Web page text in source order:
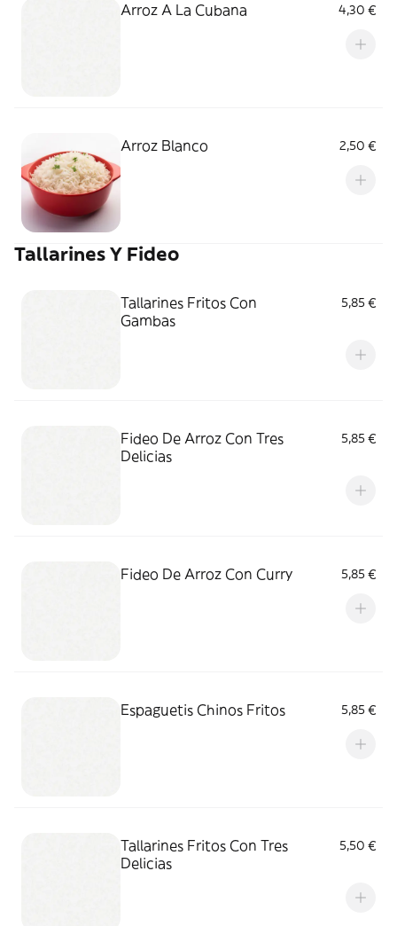
Arroz A La Cubana 4,30 €
Arroz Blanco 2,50 €
Tallarines Y Fideo
Tallarines Fritos Con
Gambas
5,85 €
Fideo De Arroz Con Tres
Delicias
5,85 €
Fideo De Arroz Con Curry 5,85 €
Espaguetis Chinos Fritos 5,85 €
Tallarines Fritos Con Tres
Delicias
5,50 €